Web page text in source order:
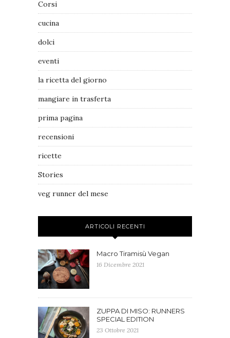
Corsi
cucina
dolci
eventi
la ricetta del giorno
mangiare in trasferta
prima pagina
recensioni
ricette
Stories
veg runner del mese
ARTICOLI RECENTI
Macro Tiramisù Vegan
16 Dicembre 2021
ZUPPA DI MISO: RUNNERS
SPECIAL EDITION
23 Ottobre 2021